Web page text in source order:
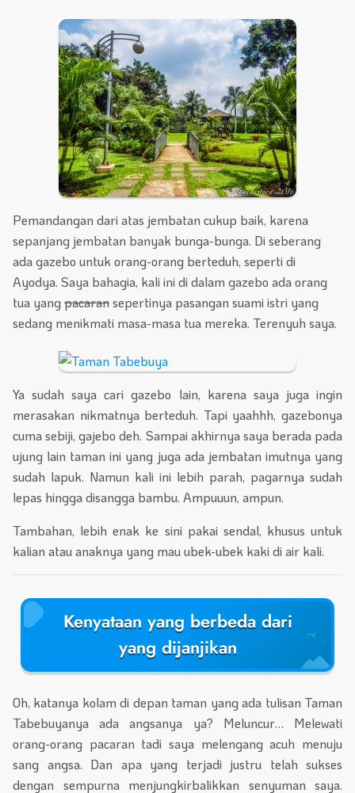
Pemandangan dari atas jembatan cukup baik, karena
sepanjang jembatan banyak bunga-bunga. Di seberang
ada gazebo untuk orang-orang berteduh, seperti di
Ayodya. Saya bahagia, kali ini di dalam gazebo ada orang
tua yangpacaransepertinya pasangan suami istri yang
sedang menikmati masa-masa tua mereka. Terenyuh saya.
Ya sudah saya cari gazebo lain, karena saya juga ingin
merasakan nikmatnya berteduh. Tapi yaahhh, gazebonya
cuma sebiji, gajebo deh. Sampai akhirnya saya berada pada
ujung lain taman ini yang juga ada jembatan imutnya yang
sudah lapuk. Namun kali ini lebih parah, pagarnya sudah
lepas hingga disangga bambu. Ampuuun, ampun.
Tambahan, lebih enak ke sini pakai sendal, khusus untuk
kalian atau anaknya yang mau ubek-ubek kaki di air kali.
Kenyataan yang berbeda dari
yang dijanjikan
Oh, katanya kolam di depan taman yang ada tulisan Taman
Tabebuyanya ada angsanya ya? Meluncur… Melewati
orang-orang pacaran tadi saya melengang acuh menuju
sang angsa. Dan apa yang terjadi justru telah sukses
dengan sempurna menjungkirbalikkan senyuman saya.